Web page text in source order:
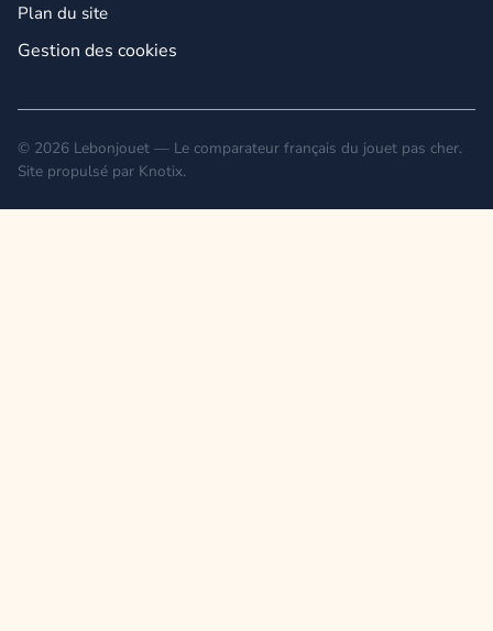
Plan du site
Gestion des cookies
© 2026 Lebonjouet — Le comparateur français du jouet pas cher.
Site propulsé par Knotix.